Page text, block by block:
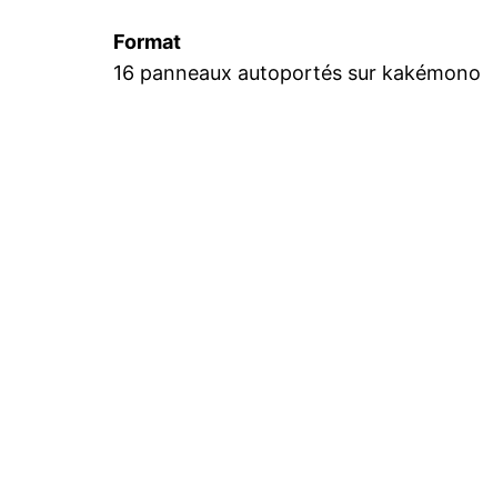
Format
16 panneaux autoportés sur kakémono